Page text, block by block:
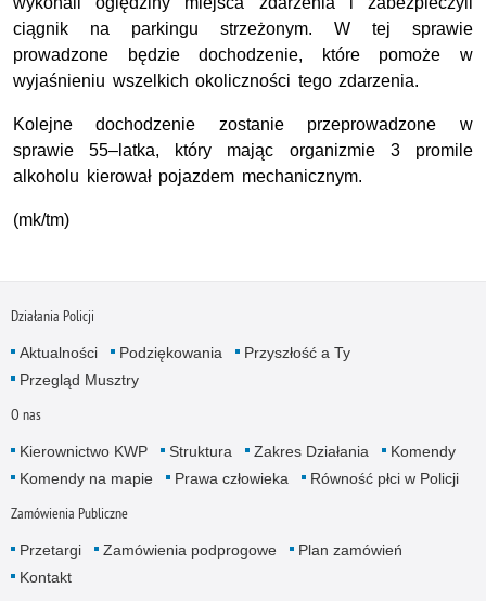
ciągnik na parkingu strzeżonym. W tej sprawie
prowadzone będzie dochodzenie, które pomoże w
wyjaśnieniu wszelkich okoliczności tego zdarzenia.
Kolejne dochodzenie zostanie przeprowadzone w
sprawie 55–latka, który mając organizmie 3 promile
alkoholu kierował pojazdem mechanicznym.
(mk/tm)
Działania Policji
Aktualności Podziękowania
Przyszłość a Ty
Przegląd Musztry
O nas
Kierownictwo KWP Struktura Zakres Działania
Komendy
Komendy na mapie
Prawa człowieka Równość płci w Policji
Zamówienia Publiczne
Przetargi Zamówienia podprogowe
Plan zamówień
Kontakt